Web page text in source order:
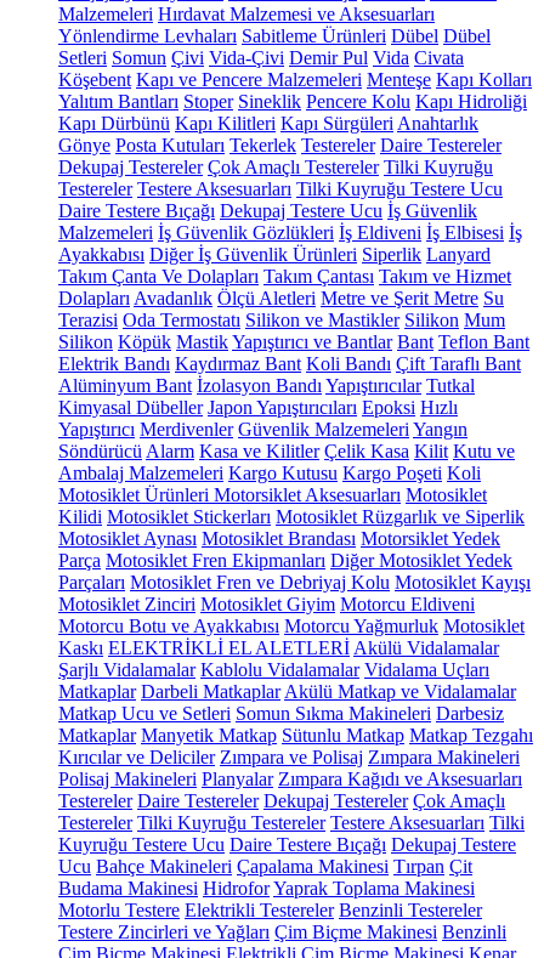
Malzemeleri Hırdavat Malzemesi ve Aksesuarları
Yönlendirme Levhaları Sabitleme Ürünleri Dübel Dübel
Setleri Somun Çivi Vida-Çivi Demir Pul Vida Civata
Köşebent Kapı ve Pencere Malzemeleri Menteşe Kapı Kolları
Yalıtım Bantları Stoper Sineklik Pencere Kolu Kapı Hidroliği
Kapı Dürbünü Kapı Kilitleri Kapı Sürgüleri Anahtarlık
Gönye Posta Kutuları Tekerlek Testereler Daire Testereler
Dekupaj Testereler Çok Amaçlı Testereler Tilki Kuyruğu
Testereler Testere Aksesuarları Tilki Kuyruğu Testere Ucu
Daire Testere Bıçağı Dekupaj Testere Ucu İş Güvenlik
Malzemeleri İş Güvenlik Gözlükleri İş Eldiveni İş Elbisesi İş
Ayakkabısı Diğer İş Güvenlik Ürünleri Siperlik Lanyard
Takım Çanta Ve Dolapları Takım Çantası Takım ve Hizmet
Dolapları Avadanlık Ölçü Aletleri Metre ve Şerit Metre Su
Terazisi Oda Termostatı Silikon ve Mastikler Silikon Mum
Silikon Köpük MastikYapıştırıcı ve Bantlar Bant Teflon Bant
Elektrik Bandı Kaydırmaz Bant Koli Bandı Çift Taraflı Bant
Alüminyum Bant İzolasyon Bandı Yapıştırıcılar Tutkal
Kimyasal Dübeller Japon Yapıştırıcıları Epoksi Hızlı
Yapıştırıcı Merdivenler Güvenlik Malzemeleri Yangın
Söndürücü Alarm Kasa ve Kilitler Çelik Kasa Kilit Kutu ve
Ambalaj Malzemeleri Kargo Kutusu Kargo Poşeti Koli
Motosiklet Ürünleri Motorsiklet Aksesuarları Motosiklet
Kilidi Motosiklet Stickerları Motosiklet Rüzgarlık ve Siperlik
Motosiklet Aynası Motosiklet Brandası Motorsiklet Yedek
Parça Motosiklet Fren Ekipmanları Diğer Motosiklet Yedek
Parçaları Motosiklet Fren ve Debriyaj Kolu Motosiklet Kayışı
Motosiklet Zinciri Motosiklet Giyim Motorcu Eldiveni
Motorcu Botu ve Ayakkabısı Motorcu Yağmurluk Motosiklet
Kaskı ELEKTRİKLİ EL ALETLERİ Akülü Vidalamalar
Şarjlı Vidalamalar Kablolu Vidalamalar Vidalama Uçları
Matkaplar Darbeli Matkaplar Akülü Matkap ve Vidalamalar
Matkap Ucu ve Setleri Somun Sıkma Makineleri Darbesiz
Matkaplar Manyetik Matkap Sütunlu Matkap Matkap Tezgahı
Kırıcılar ve Deliciler Zımpara ve Polisaj Zımpara Makineleri
Polisaj Makineleri Planyalar Zımpara Kağıdı ve Aksesuarları
Testereler Daire Testereler Dekupaj Testereler Çok Amaçlı
Testereler Tilki Kuyruğu Testereler Testere Aksesuarları Tilki
Kuyruğu Testere Ucu Daire Testere Bıçağı Dekupaj Testere
Ucu Bahçe Makineleri Çapalama Makinesi Tırpan Çit
Budama Makinesi HidroforYaprak Toplama Makinesi
Motorlu Testere Elektrikli Testereler Benzinli Testereler
Testere Zincirleri ve Yağları Çim Biçme Makinesi Benzinli
Çim Biçme Makinesi Elektrikli Çim Biçme Makinesi Kenar